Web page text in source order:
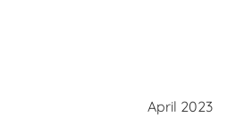
April 2023